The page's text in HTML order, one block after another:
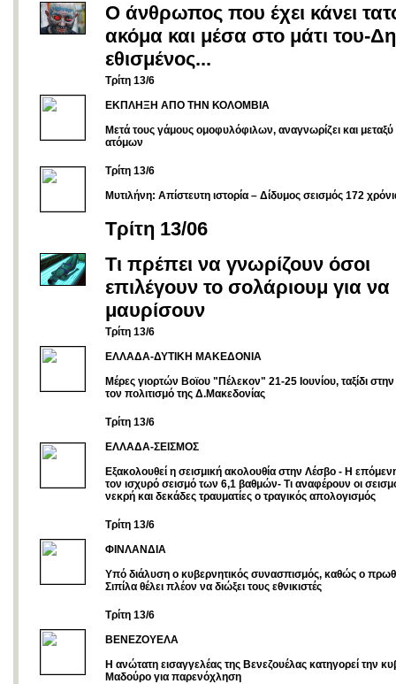
Ο άνθρωπος που έχει κάνει
ακόμα και μέσα στο μάτι του-
εθισμένος...
Tρίτη 13/6
ΕΚΠΛΗΞΗ ΑΠΟ ΤΗΝ ΚΟΛΟΜΒΙΑ
Μετά τους γάμους ομοφυλόφιλων, αναγνωρίζει και μεταξύ
ατόμων
Tρίτη 13/6
Μυτιλήνη: Απίστευτη ιστορία – Δίδυμος σεισμός 172
Τρίτη 13/06
Τι πρέπει να γνωρίζουν όσοι
επιλέγουν το σολάριουμ για να
μαυρίσουν
Τρίτη 13/6
ΕΛΛΑΔΑ-ΔΥΤΙΚΗ ΜΑΚΕΔΟΝΙΑ
Μέρες γιορτών Βοϊου "Πέλεκον" 21-25 Ιουνίου, ταξίδι στην
τον πολιτισμό της Δ.Μακεδονίας
Τρίτη 13/6
ΕΛΛΑΔΑ-ΣΕΙΣΜΟΣ
Εξακολουθεί η σεισμική ακολουθία στην Λέσβο - Η
τον ισχυρό σεισμό των 6,1 βαθμών- Τι αναφέρουν οι
νεκρή και δεκάδες τραυματίες ο τραγικός απολογισμός
Τρίτη 13/6
ΦΙΝΛΑΝΔΙΑ
Υπό διάλυση ο κυβερνητικός συνασπισμός, καθώς ο
Σιπίλα θέλει πλέον να διώξει τους εθνικιστές
Τρίτη 13/6
ΒΕΝΕΖΟΥΕΛΑ
Η ανώτατη εισαγγελέας της Βενεζουέλας κατηγορεί την
Μαδούρο για παρενόχληση